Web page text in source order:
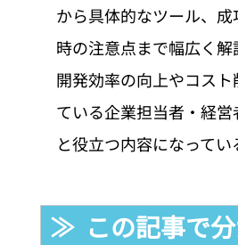
から具体的なツール、成
時の注意点まで幅広く解
開発効率の向上やコスト
ている企業担当者・経営
と役立つ内容になってい
≫  この記事で